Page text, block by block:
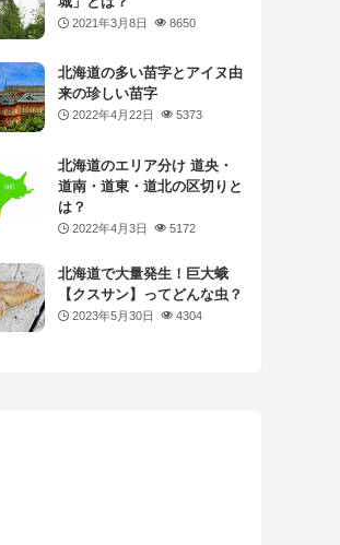
2021年3月8日 8650
北海道の多い苗字とアイヌ由
来の珍しい苗字
2022年4月22日 5373
北海道のエリア分け 道央・
道南・道東・道北の区切りと
は？
2022年4月3日 5172
北海道で大量発生！巨大蛾
【クスサン】ってどんな虫？
2023年5月30日 4304